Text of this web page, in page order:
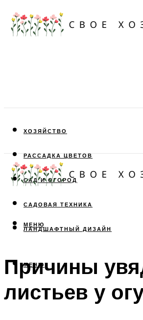
ХОЗЯЙСТВО
РАССАДКА ЦВЕТОВ
САД И ОГОРОД
САДОВАЯ ТЕХНИКА
ЛАНДШАФТНЫЙ ДИЗАЙН
МЕНЮ
МЕНЮ
Причины
листьев у